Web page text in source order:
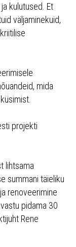
kulutused. Et
väljaminekuid,
mida
projekti
lihtsama
summani täieliku
renoveerimine
pidama 30
Rene